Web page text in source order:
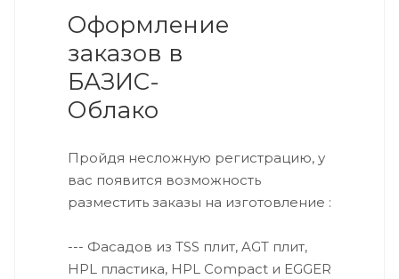
Оформление
заказов в
БАЗИС-
Облако
Пройдя несложную регистрацию, у
вас появится возможность
разместить заказы на изготовление :
--- Фасадов из TSS плит, AGT плит,
HPL пластика, HPL Compact и EGGER